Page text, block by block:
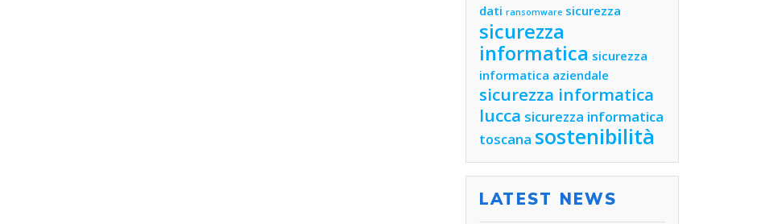
dati ransomware sicurezza
sicurezza
informatica sicurezza
informatica aziendale
sicurezza informatica
lucca sicurezza informatica
toscana sostenibilità
LATEST NEWS